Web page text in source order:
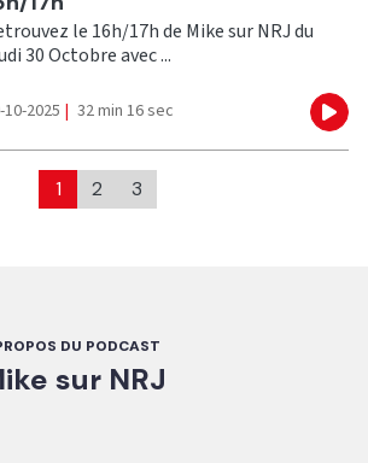
le 16h/17h de Mike sur NRJ du
30 Octobre avec ...
10-2025 | 32 min 16 sec
1 2 3
DU PODCAST
sur NRJ